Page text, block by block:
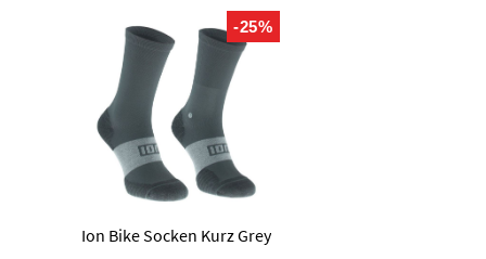
-25%
Ion Bike Socken Kurz Grey